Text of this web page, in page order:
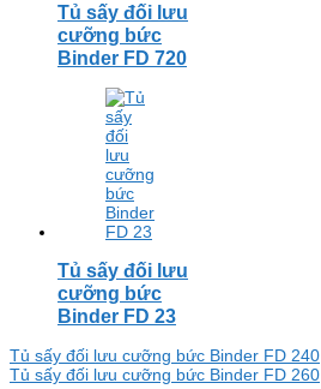
Tủ sấy đối lưu
cưỡng bức
Binder FD 720
Tủ sấy đối lưu
cưỡng bức
Binder FD 23
Điều
Tủ sấy đối lưu cưỡng bức Binder FD 240
Tủ sấy đối lưu cưỡng bức Binder FD 260